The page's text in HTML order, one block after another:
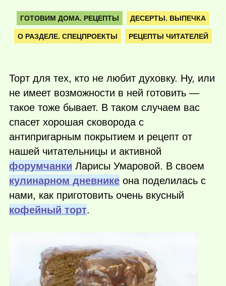
ГОТОВИМ ДОМА. РЕЦЕПТЫ ДЕСЕРТЫ. ВЫПЕЧКА
О РАЗДЕЛЕ. СПЕЦПРОЕКТЫ РЕЦЕПТЫ ЧИТАТЕЛЕЙ
Торт для тех, кто не любит духовку. Ну, или
не имеет возможности в ней готовить —
такое тоже бывает. В таком случаем вас
спасет хорошая сковорода с
антипригарным покрытием и рецепт от
нашей читательницы и активной
форумчанки Ларисы Умаровой. В своем
кулинарном дневнике она поделилась с
нами, как приготовить очень вкусный
кофейный торт.